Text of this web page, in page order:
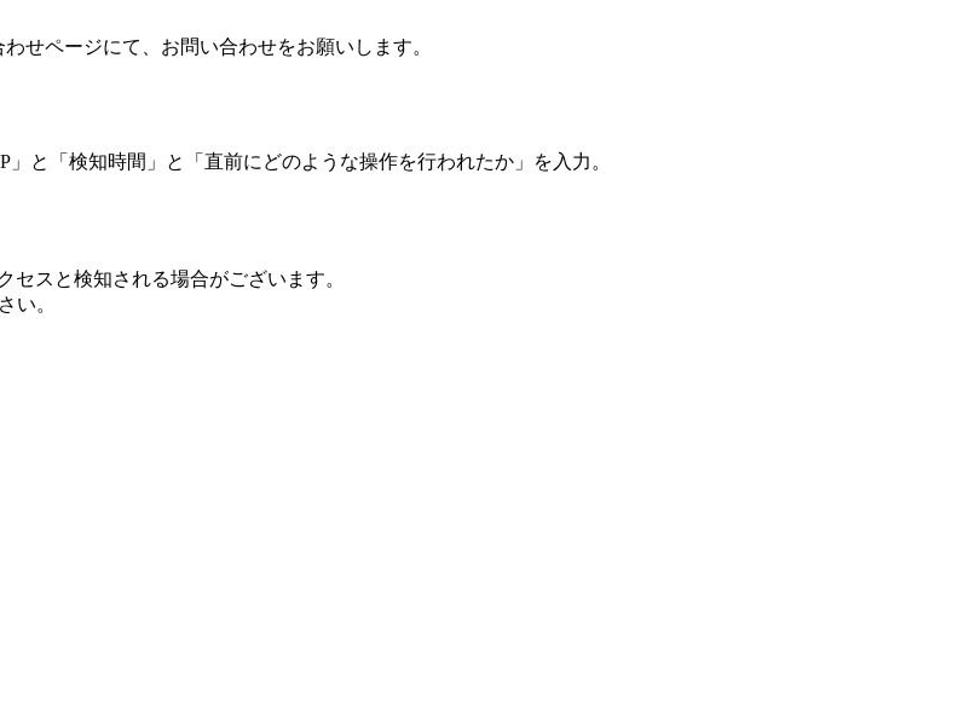
せページにて、お問い合わせをお願いします。
と「検知時間」と「直前にどのような操作を行われたか」を入力。
スと検知される場合がございます。
い。